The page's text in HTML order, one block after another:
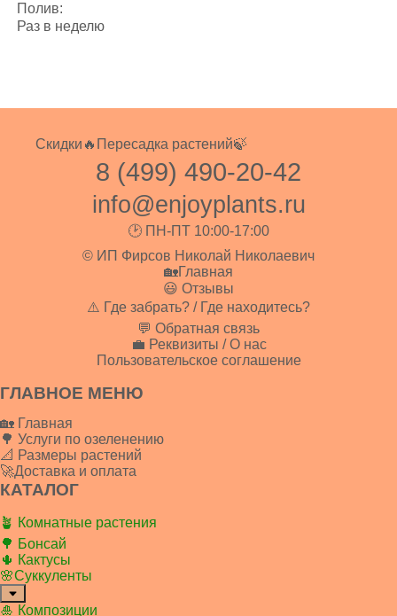
Полив:
Раз в неделю
Скидки🔥 Пересадка растений🍃
8 (499) 490-20-42
info@enjoyplants.ru
🕑 ПН-ПТ 10:00-17:00
© ИП Фирсов Николай Николаевич
🏡Главная
😃 Отзывы
⚠️ Где забрать? / Где находитесь?
💬 Обратная связь
💼 Реквизиты / О нас
Пользовательское соглашение
ГЛАВНОЕ МЕНЮ
🏡 Главная
🌳 Услуги по озеленению
📐 Размеры растений
🚀Доставка и оплата
КАТАЛОГ
🪴 Комнатные растения
🌳 Бонсай
🌵 Кактусы
🌸Суккуленты
🎍 Композиции